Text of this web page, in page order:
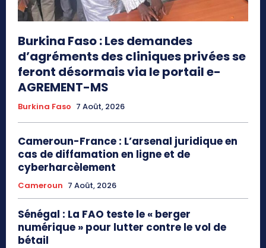
Burkina Faso : Les demandes
d’agréments des cliniques privées se
feront désormais via le portail e-
AGREMENT-MS
Burkina Faso 7 Août, 2026
Cameroun-France : L’arsenal juridique en
cas de diffamation en ligne et de
cyberharcèlement
Cameroun 7 Août, 2026
Sénégal : La FAO teste le « berger
numérique » pour lutter contre le vol de
bétail